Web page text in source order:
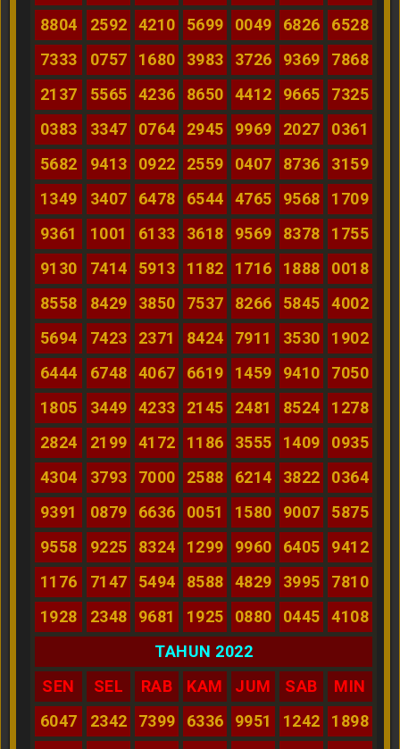
8804
2592 4210 5699 0049 6826
6528
7333
0757 1680 3983 3726 9369
7868
2137
5565 4236 8650 4412 9665
7325
0383
3347 0764 2945 9969 2027
0361
5682
9413 0922 2559 0407 8736
3159
1349
3407 6478 6544 4765 9568
1709
9361
1001 6133 3618 9569 8378
1755
9130
7414 5913 1182 1716 1888
0018
8558
8429 3850 7537 8266 5845
4002
5694
7423 2371 8424 7911 3530
1902
6444
6748 4067 6619 1459 9410
7050
1805
3449 4233 2145 2481 8524
1278
2824
2199 4172 1186 3555 1409
0935
4304
3793 7000 2588 6214 3822
0364
9391
0879 6636 0051 1580 9007
5875
9558
9225 8324 1299 9960 6405
9412
1176
7147 5494 8588 4829 3995
7810
1928
2348 9681 1925 0880 0445
4108
TAHUN 2022
SEN
SEL RAB KAM JUM SAB
MIN
6047
2342 7399 6336 9951 1242
1898